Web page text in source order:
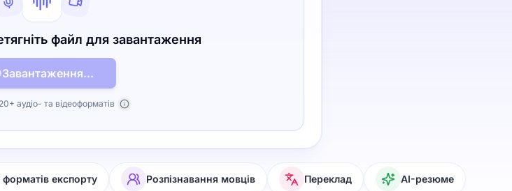
файл для завантаження
Завантаження...
аудіо- та відеоформатів
форматів експорту Розпізнавання мовців Переклад AI-резюме